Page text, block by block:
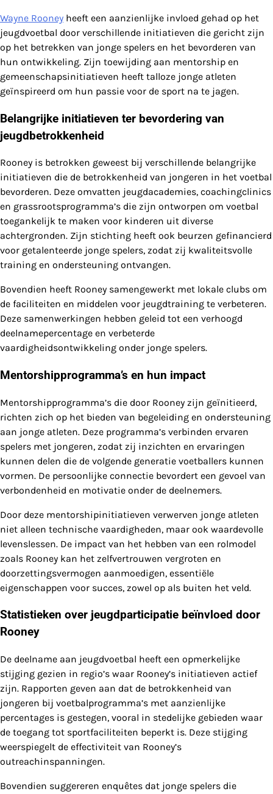
Wayne Rooney heeft een aanzienlijke invloed gehad op het
jeugdvoetbal door verschillende initiatieven die gericht zijn
op het betrekken van jonge spelers en het bevorderen van
hun ontwikkeling. Zijn toewijding aan mentorship en
gemeenschapsinitiatieven heeft talloze jonge atleten
geïnspireerd om hun passie voor de sport na te jagen.
Belangrijke initiatieven ter bevordering van
jeugdbetrokkenheid
Rooney is betrokken geweest bij verschillende belangrijke
initiatieven die de betrokkenheid van jongeren in het voetbal
bevorderen. Deze omvatten jeugdacademies, coachingclinics
en grassrootsprogramma’s die zijn ontworpen om voetbal
toegankelijk te maken voor kinderen uit diverse
achtergronden. Zijn stichting heeft ook beurzen gefinancierd
voor getalenteerde jonge spelers, zodat zij kwaliteitsvolle
training en ondersteuning ontvangen.
Bovendien heeft Rooney samengewerkt met lokale clubs om
de faciliteiten en middelen voor jeugdtraining te verbeteren.
Deze samenwerkingen hebben geleid tot een verhoogd
deelnamepercentage en verbeterde
vaardigheidsontwikkeling onder jonge spelers.
Mentorshipprogramma’s en hun impact
Mentorshipprogramma’s die door Rooney zijn geïnitieerd,
richten zich op het bieden van begeleiding en ondersteuning
aan jonge atleten. Deze programma’s verbinden ervaren
spelers met jongeren, zodat zij inzichten en ervaringen
kunnen delen die de volgende generatie voetballers kunnen
vormen. De persoonlijke connectie bevordert een gevoel van
verbondenheid en motivatie onder de deelnemers.
Door deze mentorshipinitiatieven verwerven jonge atleten
niet alleen technische vaardigheden, maar ook waardevolle
levenslessen. De impact van het hebben van een rolmodel
zoals Rooney kan het zelfvertrouwen vergroten en
doorzettingsvermogen aanmoedigen, essentiële
eigenschappen voor succes, zowel op als buiten het veld.
Statistieken over jeugdparticipatie beïnvloed door
Rooney
De deelname aan jeugdvoetbal heeft een opmerkelijke
stijging gezien in regio’s waar Rooney’s initiatieven actief
zijn. Rapporten geven aan dat de betrokkenheid van
jongeren bij voetbalprogramma’s met aanzienlijke
percentages is gestegen, vooral in stedelijke gebieden waar
de toegang tot sportfaciliteiten beperkt is. Deze stijging
weerspiegelt de effectiviteit van Rooney’s
outreachinspanningen.
Bovendien suggereren enquêtes dat jonge spelers die